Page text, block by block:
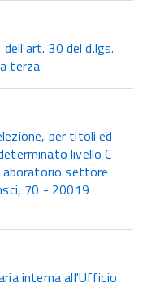
30 del d.lgs.
terza
per titoli ed
livello C
settore
70 - 20019
interna all'Ufficio